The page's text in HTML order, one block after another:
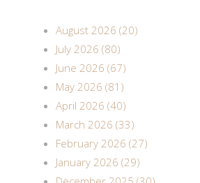
August 2026 (20)
July 2026 (80)
June 2026 (67)
May 2026 (81)
April 2026 (40)
March 2026 (33)
February 2026 (27)
January 2026 (29)